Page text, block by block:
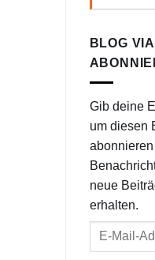
BLOG
Gib deine
um diesen
abonnieren
neue
erhalten.